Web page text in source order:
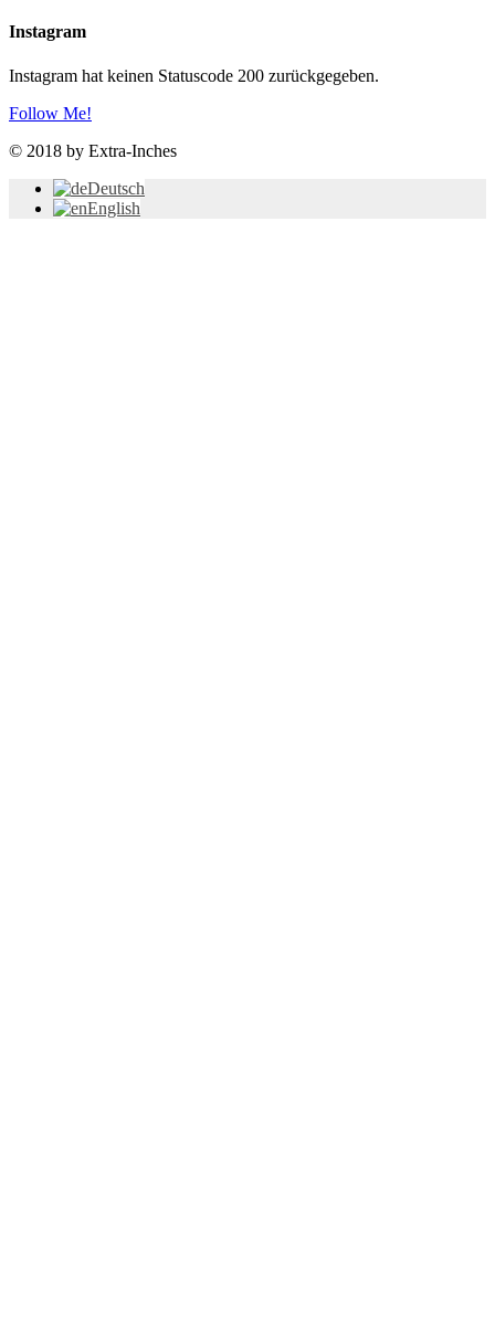
Instagram
Instagram hat keinen Statuscode 200 zurückgegeben.
Follow Me!
© 2018 by Extra-Inches
Deutsch
English